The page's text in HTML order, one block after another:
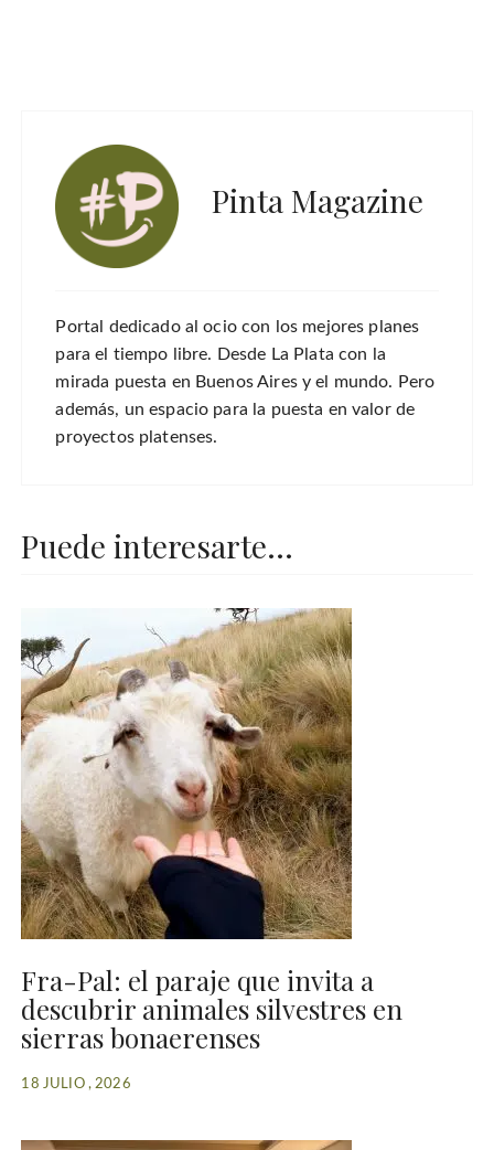
Pinta Magazine
Portal dedicado al ocio con los mejores planes
para el tiempo libre. Desde La Plata con la
mirada puesta en Buenos Aires y el mundo. Pero
además, un espacio para la puesta en valor de
proyectos platenses.
Puede interesarte...
Fra-Pal: el paraje que invita a
descubrir animales silvestres en
sierras bonaerenses
18 JULIO , 2026